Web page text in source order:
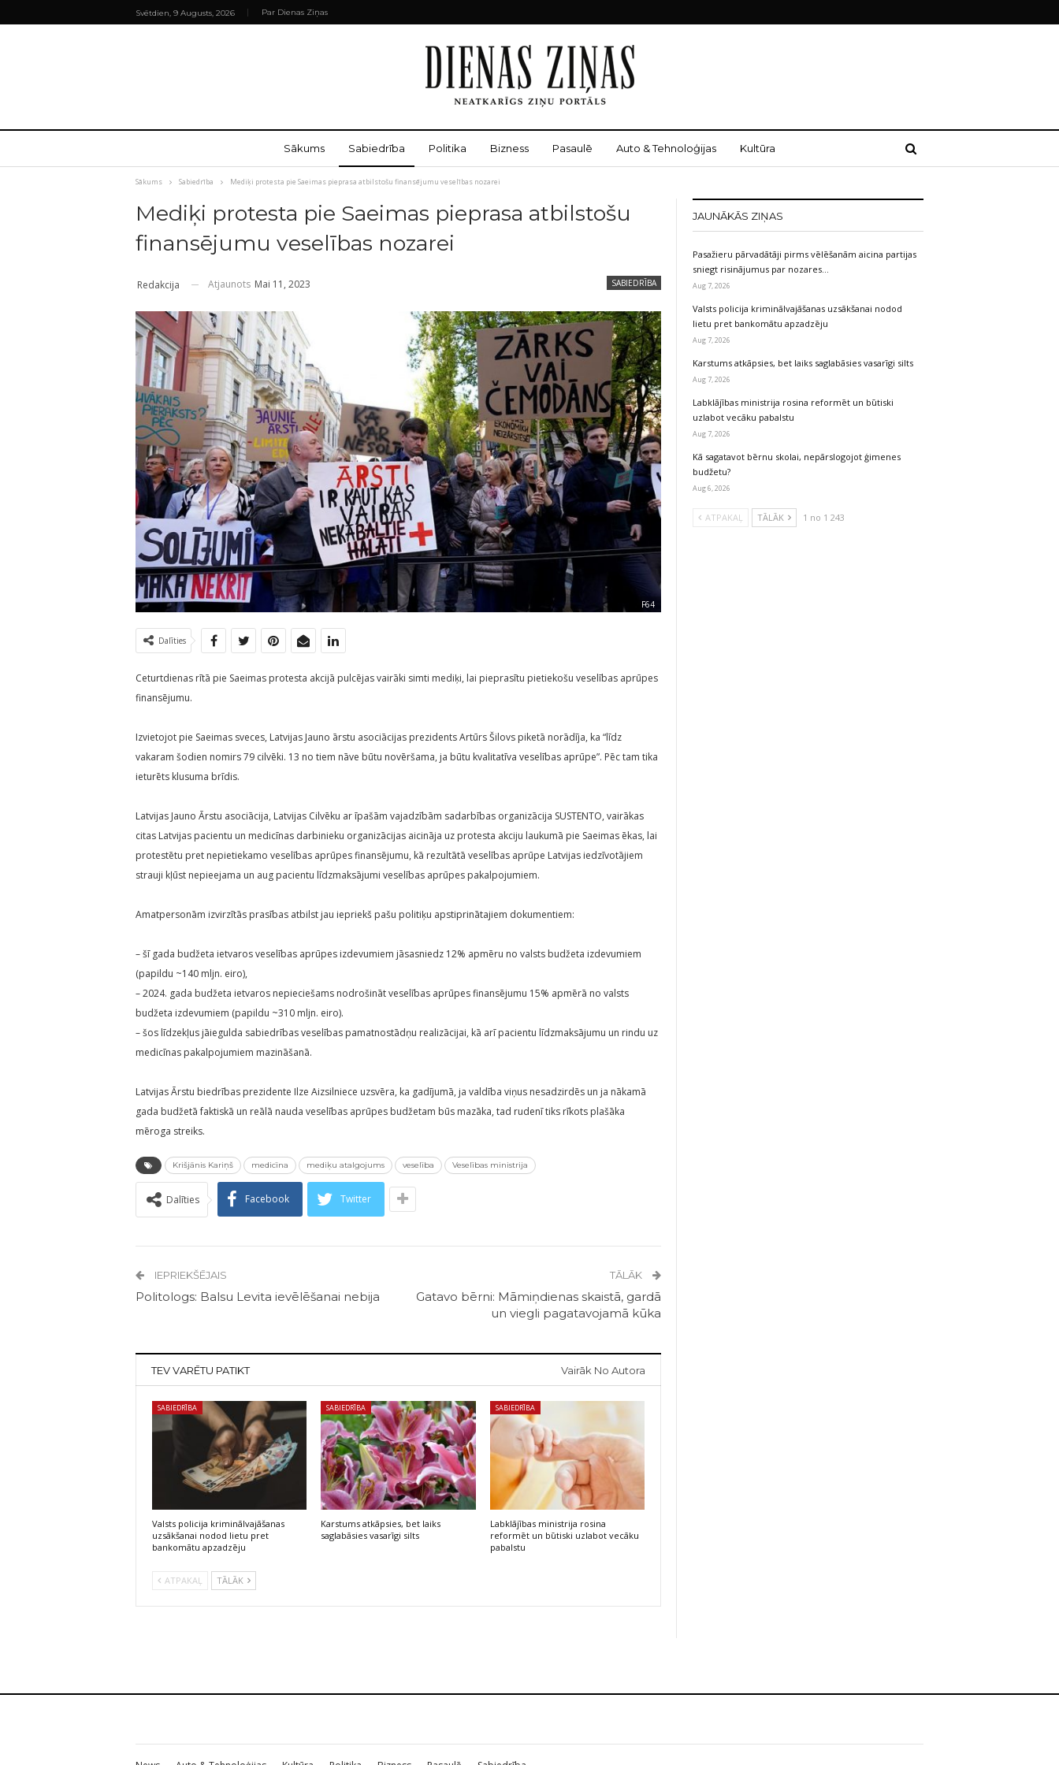
Svētdien, 9 Augusts, 2026 Par Dienas Ziņas
Sākums Sabiedrība Politika Bizness Pasaulē Auto & Tehnoloģijas Kultūra
Sākums Sabiedrība Mediķi protesta pie Saeimas pieprasa atbilstošu finansējumu veselības nozarei
Mediķi protesta pie Saeimas pieprasa atbilstošu
finansējumu veselības nozarei
SABIEDRĪBA
Redakcija Atjaunots Mai 11, 2023
F64
Dalīties
Ceturtdienas rītā pie Saeimas protesta akcijā pulcējas vairāki simti mediķi, lai pieprasītu pietiekošu veselības aprūpes
finansējumu.
Izvietojot pie Saeimas sveces, Latvijas Jauno ārstu asociācijas prezidents Artūrs Šilovs piketā norādīja, ka “līdz
vakaram šodien nomirs 79 cilvēki. 13 no tiem nāve būtu novēršama, ja būtu kvalitatīva veselības aprūpe”. Pēc tam tika
ieturēts klusuma brīdis.
Latvijas Jauno Ārstu asociācija, Latvijas Cilvēku ar īpašām vajadzībām sadarbības organizācija SUSTENTO, vairākas
citas Latvijas pacientu un medicīnas darbinieku organizācijas aicināja uz protesta akciju laukumā pie Saeimas ēkas, lai
protestētu pret nepietiekamo veselības aprūpes finansējumu, kā rezultātā veselības aprūpe Latvijas iedzīvotājiem
strauji kļūst nepieejama un aug pacientu līdzmaksājumi veselības aprūpes pakalpojumiem.
Amatpersonām izvirzītās prasības atbilst jau iepriekš pašu politiķu apstiprinātajiem dokumentiem:
– šī gada budžeta ietvaros veselības aprūpes izdevumiem jāsasniedz 12% apmēru no valsts budžeta izdevumiem
(papildu ~140 mljn. eiro),
– 2024. gada budžeta ietvaros nepieciešams nodrošināt veselības aprūpes finansējumu 15% apmērā no valsts
budžeta izdevumiem (papildu ~310 mljn. eiro).
– šos līdzekļus jāiegulda sabiedrības veselības pamatnostādņu realizācijai, kā arī pacientu līdzmaksājumu un rindu uz
medicīnas pakalpojumiem mazināšanā.
Latvijas Ārstu biedrības prezidente Ilze Aizsilniece uzsvēra, ka gadījumā, ja valdība viņus nesadzirdēs un ja nākamā
gada budžetā faktiskā un reālā nauda veselības aprūpes budžetam būs mazāka, tad rudenī tiks rīkots plašāka
mēroga streiks.
Krišjānis Kariņš medicīna mediķu atalgojums veselība Veselības ministrija
Dalīties Facebook Twitter
IEPRIEKŠĒJAIS
Politologs: Balsu Levita ievēlēšanai nebija
TĀLĀK
Gatavo bērni: Māmiņdienas skaistā, gardā
un viegli pagatavojamā kūka
TEV VARĒTU PATIKT Vairāk No Autora
SABIEDRĪBA
Valsts policija kriminālvajāšanas
uzsākšanai nodod lietu pret
bankomātu apzadzēju
SABIEDRĪBA
Karstums atkāpsies, bet laiks
saglabāsies vasarīgi silts
SABIEDRĪBA
Labklājības ministrija rosina
reformēt un būtiski uzlabot vecāku
pabalstu
ATPAKAĻ TĀLĀK
JAUNĀKĀS ZIŅAS
Pasažieru pārvadātāji pirms vēlēšanām aicina partijas
sniegt risinājumus par nozares…
Aug 7, 2026
Valsts policija kriminālvajāšanas uzsākšanai nodod
lietu pret bankomātu apzadzēju
Aug 7, 2026
Karstums atkāpsies, bet laiks saglabāsies vasarīgi silts
Aug 7, 2026
Labklājības ministrija rosina reformēt un būtiski
uzlabot vecāku pabalstu
Aug 7, 2026
Kā sagatavot bērnu skolai, nepārslogojot ģimenes
budžetu?
Aug 6, 2026
ATPAKAĻ TĀLĀK 1 no 1 243